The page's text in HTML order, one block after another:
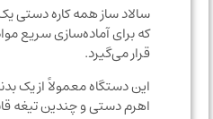
سالاد ساز همه کاره دستی یک
که برای آماده‌سازی سریع مواد
قرار می‌گیرد.
این دستگاه معمولاً از یک بدنه
اهرم دستی و چندین تیغه